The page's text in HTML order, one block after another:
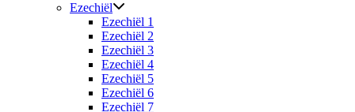
Ezechiël
Ezechiël 1
Ezechiël 2
Ezechiël 3
Ezechiël 4
Ezechiël 5
Ezechiël 6
Ezechiël 7